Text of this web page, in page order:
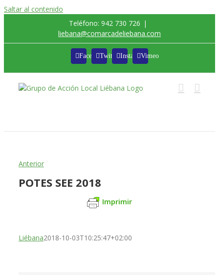
Saltar al contenido
Teléfono: 942 730 726 |
liebana@comarcadeliebana.com
FacebookTwitterInstagramVimeo
Anterior
POTES SEE 2018
Imprimir
Liébana2018-10-03T10:25:47+02:00